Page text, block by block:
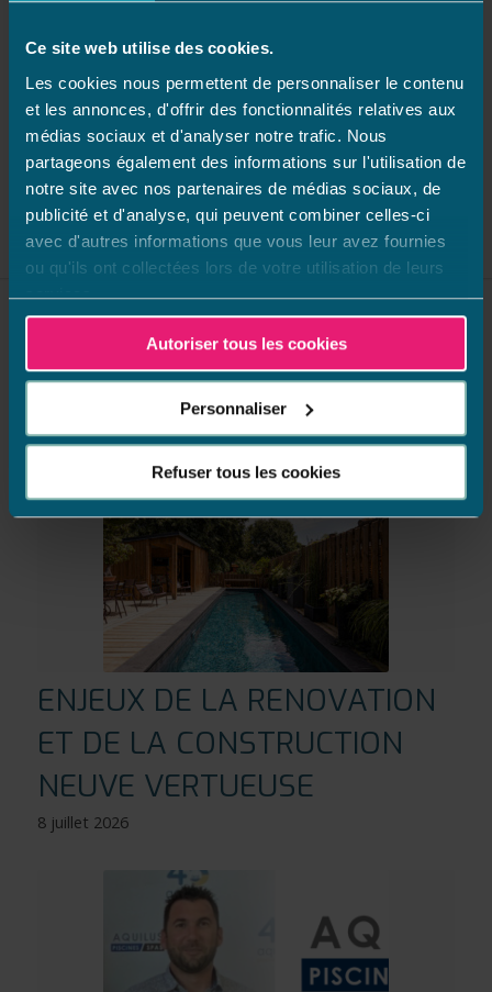
Ce site web utilise des cookies.
Les cookies nous permettent de personnaliser le contenu
et les annonces, d'offrir des fonctionnalités relatives aux
médias sociaux et d'analyser notre trafic. Nous
partageons également des informations sur l'utilisation de
notre site avec nos partenaires de médias sociaux, de
publicité et d'analyse, qui peuvent combiner celles-ci
avec d'autres informations que vous leur avez fournies
ou qu'ils ont collectées lors de votre utilisation de leurs
services.
Autoriser tous les cookies
Personnaliser
Refuser tous les cookies
Suivant
1 2 3 4 5 6 7 8 9 101112
Retrouvez nos dernières
actualités :
ENJEUX DE LA RENOVATION
ET DE LA CONSTRUCTION
NEUVE VERTUEUSE
8 juillet 2026